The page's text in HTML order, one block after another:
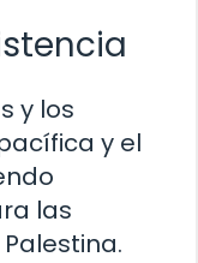
y los
y el
las